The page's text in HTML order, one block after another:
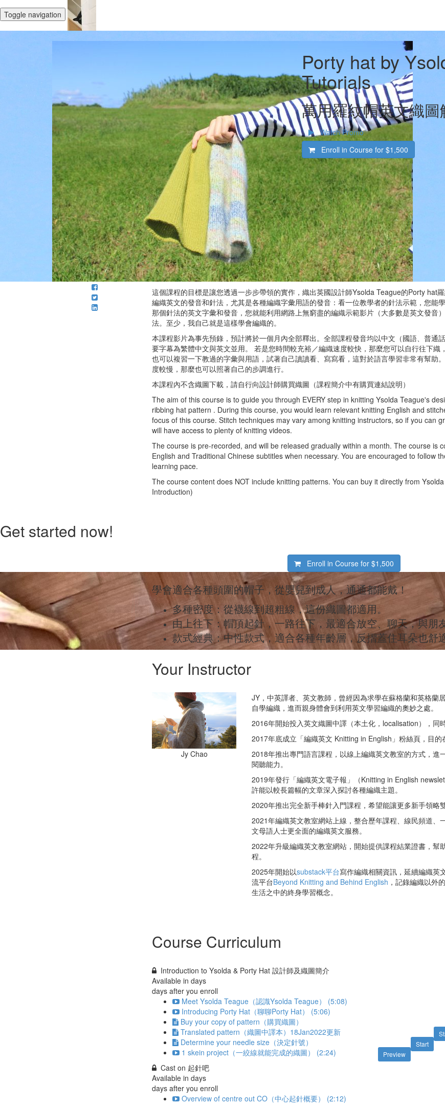
Toggle navigation
Porty hat by
Tutorials
萬用羅紋帽英文織圖
Watch Promo
Enroll in Course for $1,500
這個課程的目標是讓您透過一步步帶領的實作，織出英國設計師Ysolda Teague的Porty hat
編織英文的發音和針法，尤其是各種編織字彙用語的發音：看一位教學者的針法示範，您能
那個針法的英文字彙和發音，您就能利用網路上無窮盡的編織示範影片（大多數是英文發音
法。至少，我自己就是這樣學會編織的。
本課程影片為事先預錄，預計將於一個月內全部釋出。全部課程發音均以中文（國語、普通
要字幕為繁體中文與英文並用。 若是您時間較充裕／編織速度較快，那麼您可以自行往下織
也可以複習一下教過的字彙與用語，試著自己讀讀看、寫寫看，這對於語言學習非常有幫助
度較慢，那麼也可以照著自己的步調進行。
本課程內不含織圖下載，請自行向設計師購買織圖（課程簡介中有購買連結說明）
The aim of this course is to guide you through EVERY step in knitting Ysolda Teague's
ribbing hat pattern . During this course, you would learn relevant knitting English and
focus of this course. Stitch techniques may vary among knitting instructors, so if you can
will have access to plenty of knitting videos.
The course is pre-recorded, and will be released gradually within a month. The course is
English and Traditional Chinese subtitles when necessary. You are encouraged to follow
learning pace.
The course content does NOT include knitting patterns. You can buy it directly from
Introduction)
Get started now!
Enroll in Course for $1,500
學會適合各種頭圍的帽子，從嬰兒到成人，通通都能戴！
多種密度：從襪線到超粗線，這份織圖都適用。
由上往下：帽頂起針，一路往下，最適合放空、聊天，與朋
款式經典：中性款式，適合各種年齡層，反摺蓋住耳朵也舒適
Your Instructor
Jy Chao
JY，中英譯者、英文教師，曾經因為求學在蘇格蘭和英格蘭
自學編織，進而親身體會到利用英文學習編織的奧妙之處。
2016年開始投入英文織圖中譯（本土化，localisation），同
2017年底成立「編織英文 Knitting in English」粉絲頁，目的
2018年推出專門語言課程，以線上編織英文教室的方式，進
閱聽能力。
2019年發行「編織英文電子報」（Knitting in English
許能以較長篇幅的文章深入探討各種編織主題。
2020年推出完全新手棒針入門課程，希望能讓更多新手領略
2021年編織英文教室網站上線，整合歷年課程、線民頻道、
文母語人士更全面的編織英文服務。
2022年升級編織英文教室網站，開始提供課程結業證書，幫
程。
2025年開始以substack平台寫作編織相關資訊，延續編織英
流平台Beyond Knitting and Behind English ，記錄編織以外
生活之中的終身學習概念。
Course Curriculum
Introduction to Ysolda & Porty Hat 設計師及織圖簡介
Available in days
days after you enroll
Meet Ysolda Teague（認識Ysolda Teague） (5:08)
Introducing Porty Hat（聊聊Porty Hat） (5:06)
Buy your copy of pattern（購買織圖）
Translated pattern（織圖中譯本）18Jan2022更新
Start
Determine your needle size（決定針號）
Preview
1 skein project（一絞線就能完成的織圖） (2:24)
Cast on 起針吧
Available in days
days after you enroll
Overview of centre out CO（中心起針概要） (2:12)